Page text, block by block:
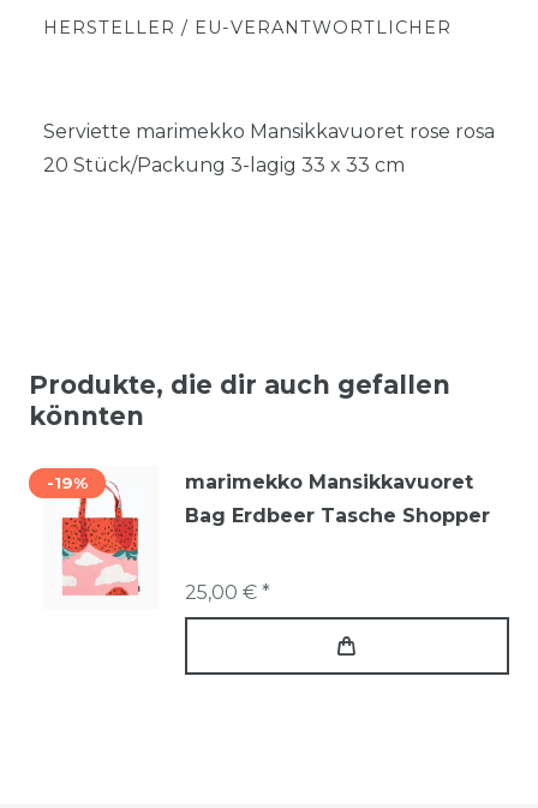
HERSTELLER / EU-VERANTWORTLICHER
Serviette marimekko Mansikkavuoret rose rosa
20 Stück/Packung 3-lagig 33 x 33 cm
Produkte, die dir auch gefallen
könnten
-19%
marimekko Mansikkavuoret
Bag Erdbeer Tasche Shopper
25,00 € *